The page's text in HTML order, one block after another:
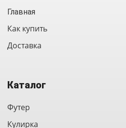
Главная
Как купить
Доставка
Каталог
Футер
Кулирка